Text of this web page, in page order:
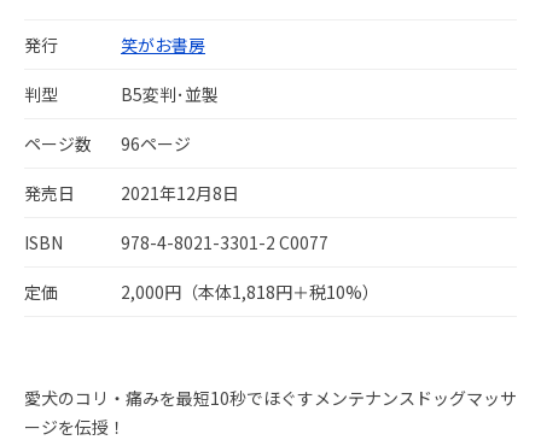
発行 笑がお書房
判型 B5変判･並製
ページ数 96ページ
発売日 2021年12月8日
ISBN 978-4-8021-3301-2 C0077
定価 2,000円（本体1,818円＋税10%）
愛犬のコリ・痛みを最短10秒でほぐすメンテナンスドッグマッサ
ージを伝授！